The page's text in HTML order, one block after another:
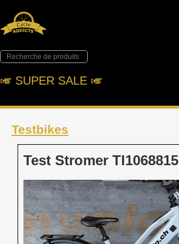
🎺︎ SUPER SALE 🎺︎
Testbikes
Test Stromer TI1068815